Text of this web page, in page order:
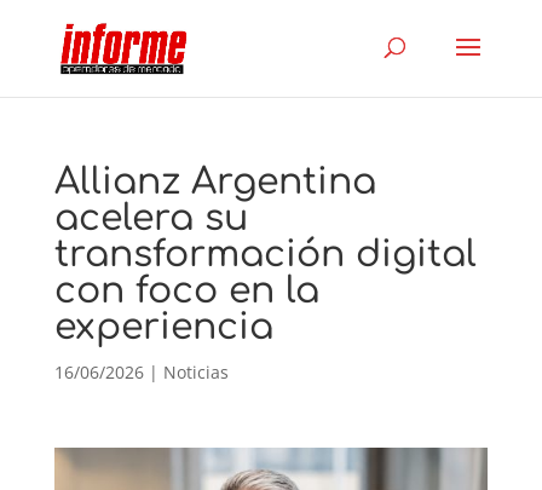
Allianz Argentina
acelera su
transformación digital
con foco en la
experiencia
16/06/2026| Noticias